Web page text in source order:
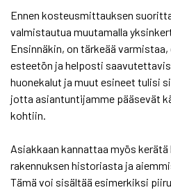
Ennen kosteusmittauksen
valmistautua muutamalla
Ensinnäkin, on tärkeää
esteetön ja helposti
huonekalut ja muut esineet tulisi
jotta asiantuntijamme pääsevät
kohtiin.
Asiakkaan kannattaa myös
rakennuksen historiasta ja
Tämä voi sisältää esimerkiksi